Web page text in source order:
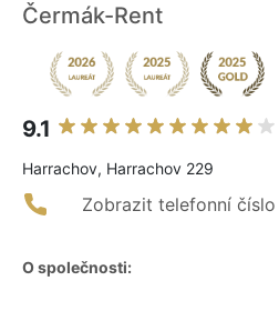
Čermák-Rent
9.1
Harrachov, Harrachov 229
Zobrazit telefonní číslo
O společnosti: